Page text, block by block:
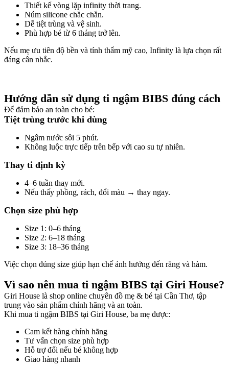
Thiết kế vòng lặp infinity thời trang.
Núm silicone chắc chắn.
Dễ tiệt trùng và vệ sinh.
Phù hợp bé từ 6 tháng trở lên.
Nếu mẹ ưu tiên độ bền và tính thẩm mỹ cao, Infinity là lựa chọn rất
đáng cân nhắc.
Hướng dẫn sử dụng ti ngậm BIBS đúng cách
Để đảm bảo an toàn cho bé:
Tiệt trùng trước khi dùng
Ngâm nước sôi 5 phút.
Không luộc trực tiếp trên bếp với cao su tự nhiên.
Thay ti định kỳ
4–6 tuần thay mới.
Nếu thấy phồng, rách, đổi màu → thay ngay.
Chọn size phù hợp
Size 1: 0–6 tháng
Size 2: 6–18 tháng
Size 3: 18–36 tháng
Việc chọn đúng size giúp hạn chế ảnh hưởng đến răng và hàm.
Vì sao nên mua ti ngậm BIBS tại Giri House?
Giri House là shop online chuyên đồ mẹ & bé tại Cần Thơ, tập
trung vào sản phẩm chính hãng và an toàn.
Khi mua ti ngậm BIBS tại Giri House, ba mẹ được:
Cam kết hàng chính hãng
Tư vấn chọn size phù hợp
Hỗ trợ đổi nếu bé không hợp
Giao hàng nhanh